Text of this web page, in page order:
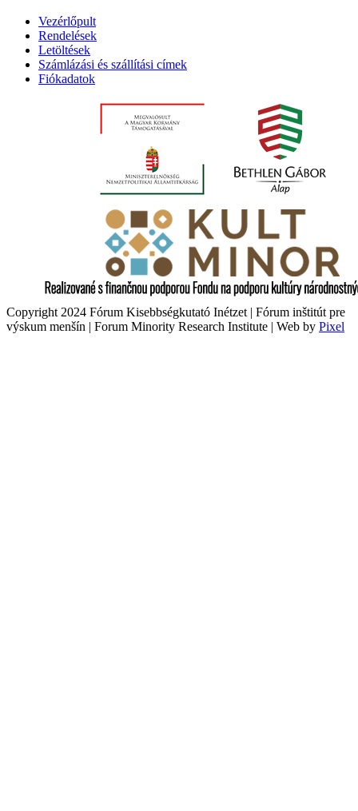
Vezérlőpult
Rendelések
Letöltések
Számlázási és szállítási címek
Fiókadatok
Copyright 2024 Fórum Kisebbségkutató Inétzet | Fórum inštitút pre
výskum menšín | Forum Minority Research Institute | Web by Pixel